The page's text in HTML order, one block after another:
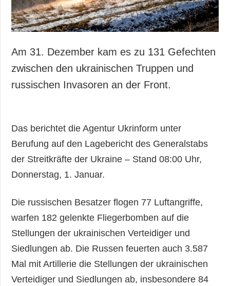
Notstand und
Notfälle
ZUSÄTZLICH
Veröffentlichungen
Interview
LEISTUNGEN
Abonnement
Fotobank
Am 31. Dezember kam es zu 131 Gefechten
zwischen den ukrainischen Truppen und
russischen Invasoren an der Front.
Das berichtet die Agentur Ukrinform unter
Berufung auf den Lagebericht des Generalstabs
der Streitkräfte der Ukraine – Stand 08:00 Uhr,
Donnerstag, 1. Januar.
Die russischen Besatzer flogen 77 Luftangriffe,
warfen 182 gelenkte Fliegerbomben auf die
Stellungen der ukrainischen Verteidiger und
Siedlungen ab. Die Russen feuerten auch 3.587
Mal mit Artillerie die Stellungen der ukrainischen
Verteidiger und Siedlungen ab, insbesondere 84